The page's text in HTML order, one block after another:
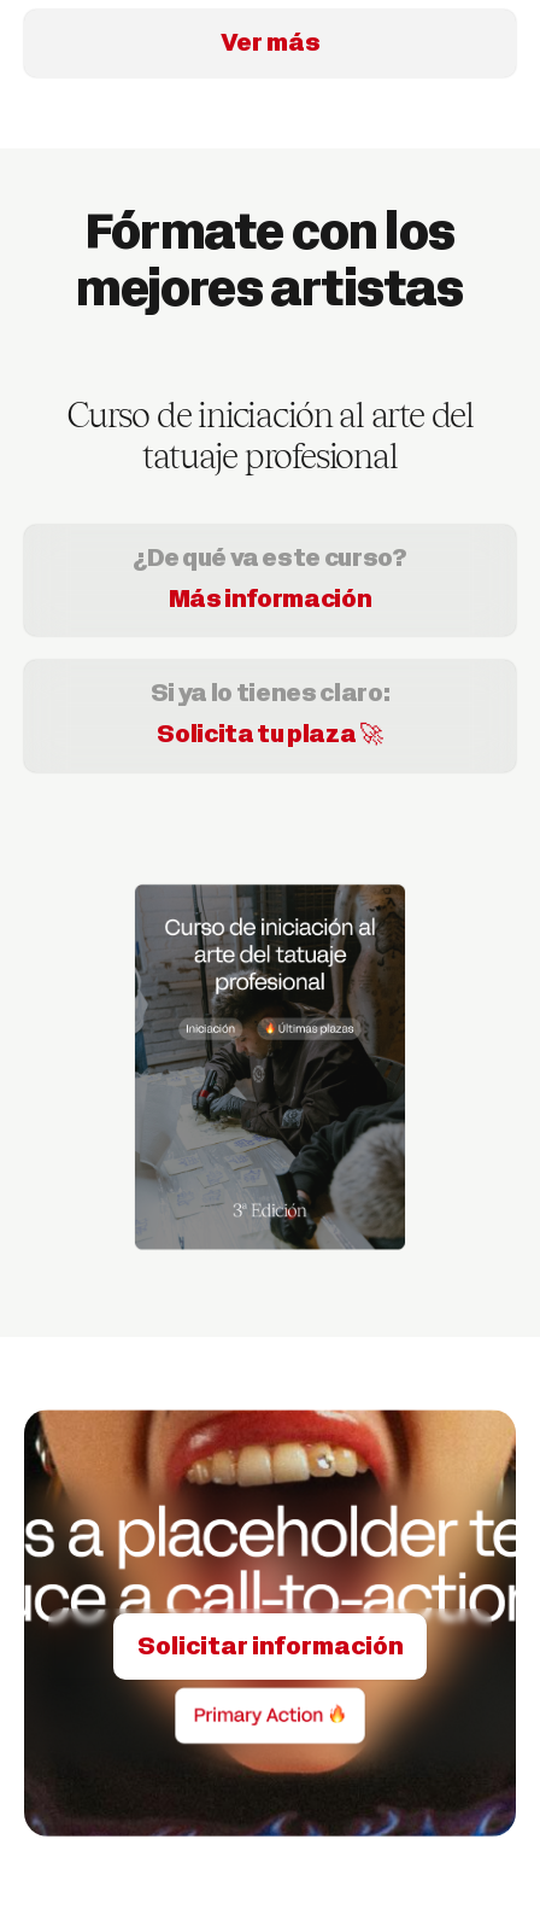
Ver más
Fórmate con los
mejores artistas
Curso de iniciación al arte del
tatuaje profesional
¿De qué va este curso?
Más información
Si ya lo tienes claro:
Solicita tu plaza 🚀
Solicitar información